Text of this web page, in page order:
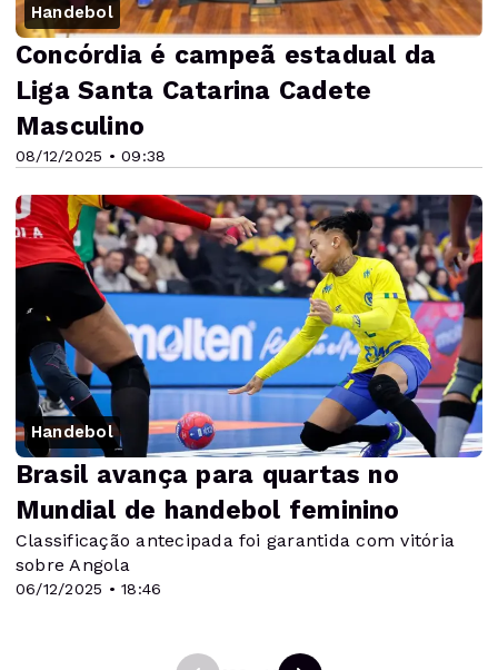
Handebol
08/12/2025 • 09:38
Concórdia é campeã estadual da
Liga Santa Catarina Cadete
Masculino
Handebol
06/12/2025 • 18:46
Brasil avança para quartas no
Mundial de handebol feminino
Classificação antecipada foi garantida com vitória
sobre Angola